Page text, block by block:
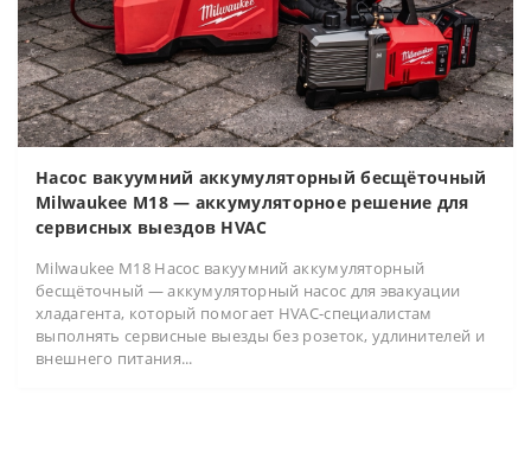
Насос вакуумний аккумуляторный бесщёточный
Milwaukee M18 — аккумуляторное решение для
сервисных выездов HVAC
Milwaukee M18 Насос вакуумний аккумуляторный
бесщёточный — аккумуляторный насос для эвакуации
хладагента, который помогает HVAC-специалистам
выполнять сервисные выезды без розеток, удлинителей и
внешнего питания...